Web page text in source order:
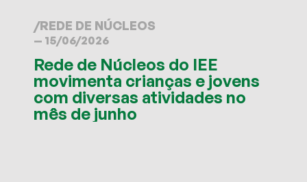
/REDE DE NÚCLEOS
— 15/06/2026
Rede de Núcleos do IEE
movimenta crianças e jovens
com diversas atividades no
mês de junho